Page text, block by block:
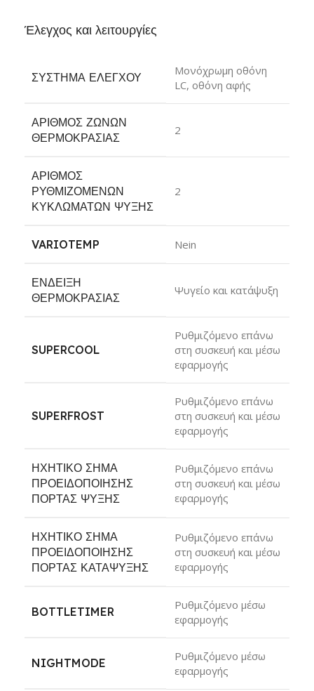
Έλεγχος και λειτουργίες
ΣΎΣΤΗΜΑ ΕΛΈΓΧΟΥ
Μονόχρωμη οθόνη
LC, οθόνη αφής
ΑΡΙΘΜΌΣ ΖΩΝΏΝ
ΘΕΡΜΟΚΡΑΣΊΑΣ
2
ΑΡΙΘΜΌΣ
ΡΥΘΜΙΖΌΜΕΝΩΝ
ΚΥΚΛΩΜΆΤΩΝ ΨΎΞΗΣ
2
VARIOTEMP Nein
ΈΝΔΕΙΞΗ
ΘΕΡΜΟΚΡΑΣΊΑΣ
Ψυγείο και κατάψυξη
SUPERCOOL
Ρυθμιζόμενο επάνω
στη συσκευή και μέσω
εφαρμογής
SUPERFROST
Ρυθμιζόμενο επάνω
στη συσκευή και μέσω
εφαρμογής
ΗΧΗΤΙΚΌ ΣΉΜΑ
ΠΡΟΕΙΔΟΠΟΊΗΣΗΣ
ΠΌΡΤΑΣ ΨΎΞΗΣ
Ρυθμιζόμενο επάνω
στη συσκευή και μέσω
εφαρμογής
ΗΧΗΤΙΚΌ ΣΉΜΑ
ΠΡΟΕΙΔΟΠΟΊΗΣΗΣ
ΠΌΡΤΑΣ ΚΑΤΆΨΥΞΗΣ
Ρυθμιζόμενο επάνω
στη συσκευή και μέσω
εφαρμογής
BOTTLETIMER
Ρυθμιζόμενο μέσω
εφαρμογής
NIGHTMODE
Ρυθμιζόμενο μέσω
εφαρμογής